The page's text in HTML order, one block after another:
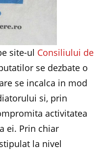
site-ul Consiliului de
se dezbate o
se incalca in mod
si, prin
activitatea
ei. Prin chiar
la nivel